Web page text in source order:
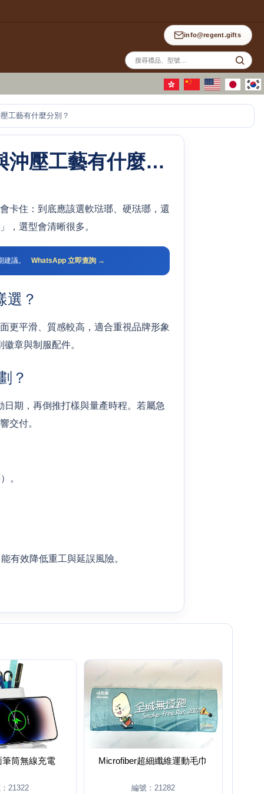
info@regent.gifts
站
內
搜
尋
工藝有什麼分別？
襟章訂做全攻略：軟琺瑯、硬琺瑯與沖壓工藝有什麼分別？
卡住：到底應該選軟琺瑯、硬琺瑯，還
，選型會清晰很多。
議。 WhatsApp 立即查詢 →
選？
更平滑、質感較高，適合重視品牌形象
章與制服配件。
？
期，再倒推打樣與量產時程。若屬急
交付。
。
有效降低重工與延誤風險。
筒無線充電
21322
Microfiber超細纖維運動毛巾
編號：21282